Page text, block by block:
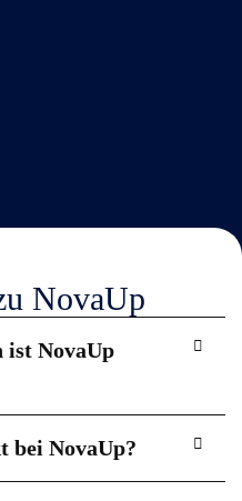
NovaUp
ist NovaUp
bei NovaUp?